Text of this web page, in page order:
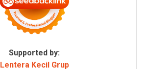
Supported by:
Lentera Kecil Grup